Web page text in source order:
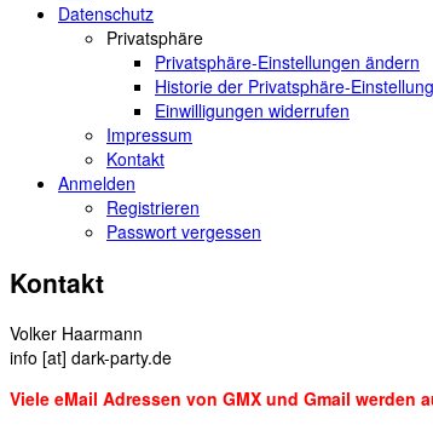
Datenschutz
Privatsphäre
Privatsphäre-Einstellungen ändern
Historie der Privatsphäre-
Einwilligungen widerrufen
Impressum
Kontakt
Anmelden
Registrieren
Passwort vergessen
Kontakt
Volker Haarmann
info [at] dark-party.de
Viele eMail Adressen von GMX und Gmail